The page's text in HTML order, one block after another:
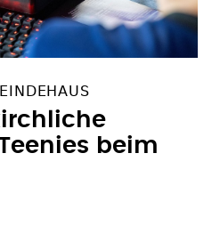
beim